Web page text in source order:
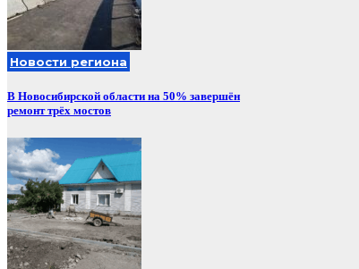
Новости региона
В Новосибирской области на 50% завершён
ремонт трёх мостов